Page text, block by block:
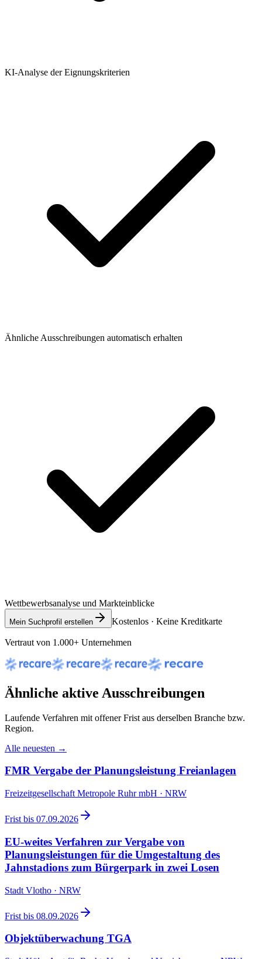
KI-Analyse der Eignungskriterien
Ähnliche Ausschreibungen automatisch erhalten
Wettbewerbsanalyse und Markteinblicke
Mein Suchprofil erstellen Kostenlos · Keine Kreditkarte
Vertraut von 1.000+ Unternehmen
Ähnliche aktive Ausschreibungen
Laufende Verfahren mit offener Frist aus derselben Branche bzw.
Region.
Alle neuesten →
FMR Vergabe der Planungsleistung Freianlagen
Freizeitgesellschaft Metropole Ruhr mbH · NRW
Frist bis 07.09.2026
EU-weites Verfahren zur Vergabe von
Planungsleistungen für die Umgestaltung des
Jahnstadions zum Bürgerpark in zwei Losen
Stadt Vlotho · NRW
Frist bis 08.09.2026
Objektüberwachung TGA